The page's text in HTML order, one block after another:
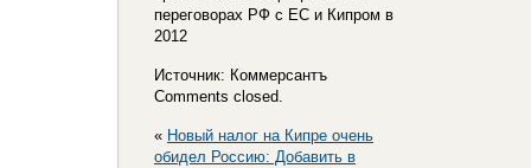
переговорах РФ с ЕС и Кипром в
2012
Источник: Коммерсантъ
Comments closed.
« Новый налог на Кипре очень
обидел Россию: Добавить в